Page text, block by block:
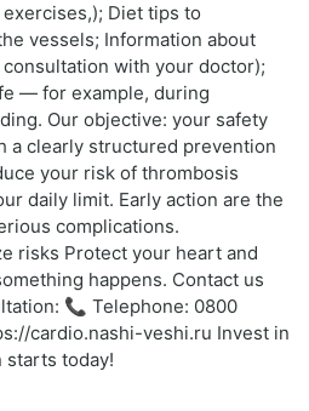
Diet tips to
vessels; Information about
with your doctor);
— for example, during
Our objective: your safety
a clearly structured prevention
your risk of thrombosis
daily limit. Early action are the
complications.
risks Protect your heart and
happens. Contact us
📞 Telephone: 0800
cardio.nashi-veshi.ru Invest in
today!